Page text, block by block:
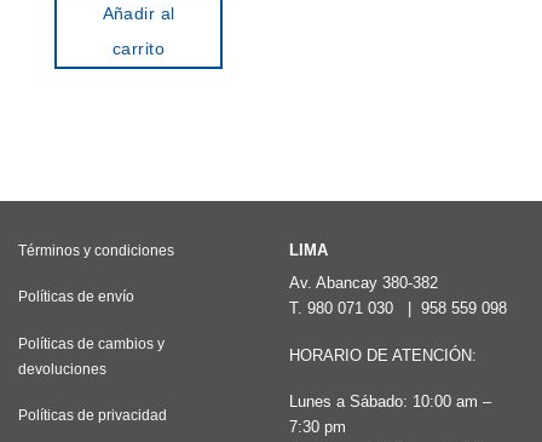
Añadir al
carrito
Términos y condiciones
Políticas de envío
Políticas de cambios y
devoluciones
Políticas de privacidad
LIMA
Av. Abancay 380-382
T. 980 071 030 958 559 098
HORARIO DE ATENCIÓN:
Lunes a Sábado: 10:00 am –
7:30 pm